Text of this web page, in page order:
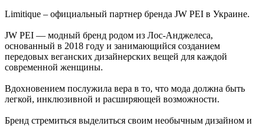
Limitique – официальный партнер бренда JW PEI в Украине.
JW PEI — модный бренд родом из Лос-Анджелеса,
основанный в 2018 году и занимающийся созданием
передовых веганских дизайнерских вещей для каждой
современной женщины.
Вдохновением послужила вера в то, что мода должна быть
легкой, инклюзивной и расширяющей возможности.
Бренд стремиться выделиться своим необычным дизайном и